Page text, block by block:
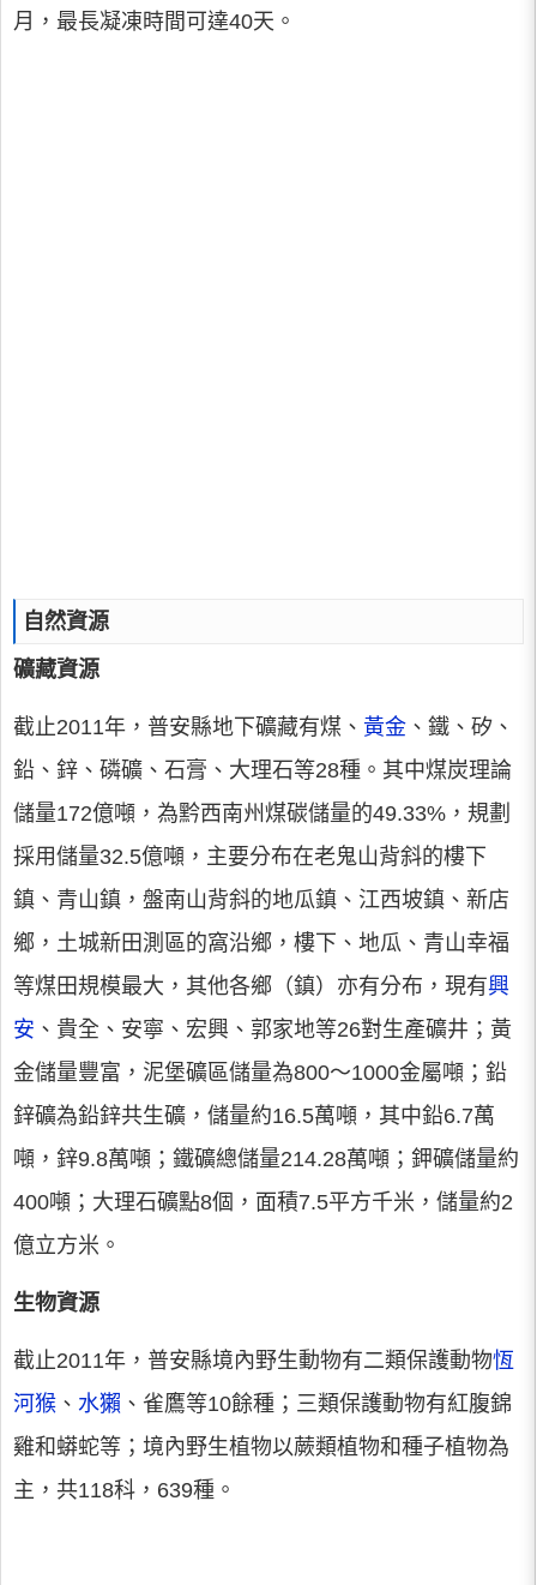
月，最長凝凍時間可達40天。
自然資源
礦藏資源
截止2011年，普安縣地下礦藏有煤、 黃金 、鐵、矽、
鉛、鋅、磷礦、石膏、大理石等28種。其中煤炭理論
儲量172億噸，為黔西南州煤碳儲量的49.33%，規劃
採用儲量32.5億噸，主要分布在老鬼山背斜的樓下
鎮、青山鎮，盤南山背斜的地瓜鎮、江西坡鎮、新店
鄉，土城新田測區的窩沿鄉，樓下、地瓜、青山幸福
等煤田規模最大，其他各鄉（鎮）亦有分布，現有興
安 、貴全、安寧、宏興、郭家地等26對生產礦井；黃
金儲量豐富，泥堡礦區儲量為800～1000金屬噸；鉛
鋅礦為鉛鋅共生礦，儲量約16.5萬噸，其中鉛6.7萬
噸，鋅9.8萬噸；鐵礦總儲量214.28萬噸；鉀礦儲量約
400噸；大理石礦點8個，面積7.5平方千米，儲量約2
億立方米。
生物資源
截止2011年，普安縣境內野生動物有二類保護動物恆
河猴 、 水獺 、雀鷹等10餘種；三類保護動物有紅腹錦
雞和蟒蛇等；境內野生植物以蕨類植物和種子植物為
主，共118科，639種。